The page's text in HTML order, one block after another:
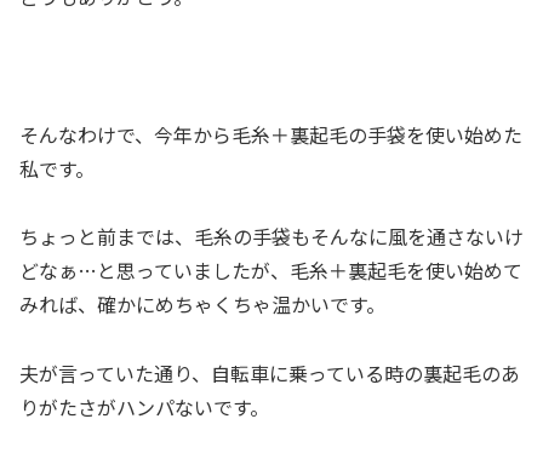
そんなわけで、今年から毛糸＋裏起毛の手袋を使い始めた
私です。
ちょっと前までは、毛糸の手袋もそんなに風を通さないけ
どなぁ…と思っていましたが、毛糸＋裏起毛を使い始めて
みれば、確かにめちゃくちゃ温かいです。
夫が言っていた通り、自転車に乗っている時の裏起毛のあ
りがたさがハンパないです。